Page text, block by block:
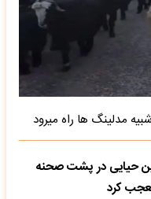
مدلینگ ها راه میرود
حیایی در پشت صحنه
کرد